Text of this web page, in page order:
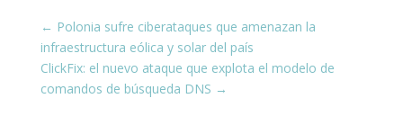
← Polonia sufre ciberataques que amenazan la
infraestructura eólica y solar del país
ClickFix: el nuevo ataque que explota el modelo de
comandos de búsqueda DNS →